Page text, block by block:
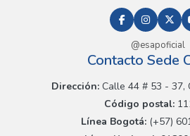
@esapoficial
Contacto Sede
Dirección:Calle 44 # 53 - 37,
Código postal:
Línea Bogotá:(+57)